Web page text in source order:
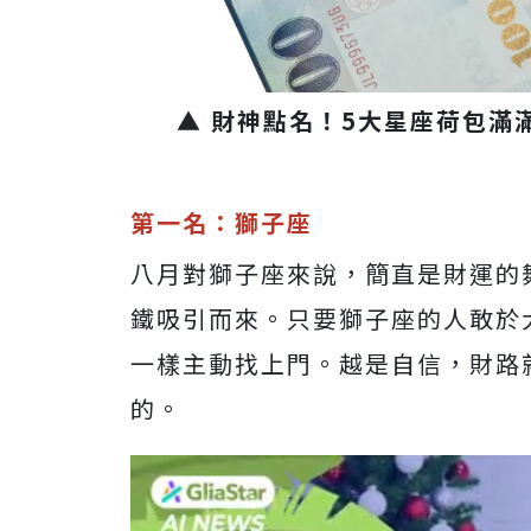
▲ 財神點名！5大星座荷包
第一名：獅子座
八月對獅子座來說，簡直是財運
鐵吸引而來。只要獅子座的人敢
一樣主動找上門。越是自信，財
的。